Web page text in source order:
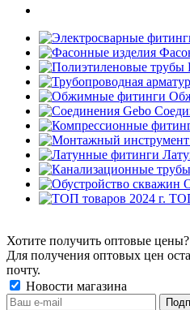
Хотите получить оптовые цены?
Для получения оптовых цен
почту.
Новости магазина